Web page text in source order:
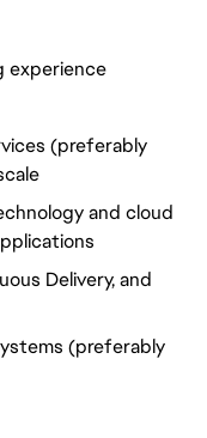
experience
(preferably
and cloud
Delivery, and
(preferably